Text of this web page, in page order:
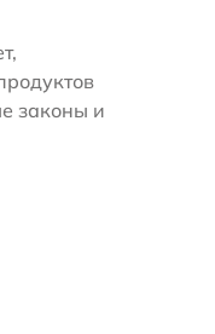
законы и